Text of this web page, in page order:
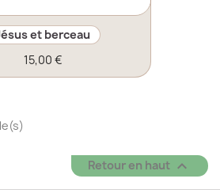
et berceau
15,00 €
Retour en haut 